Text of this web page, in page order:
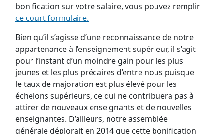
bonification sur votre salaire, vous pouvez remplir
ce court formulaire.
Bien qu’il s’agisse d’une reconnaissance de notre
appartenance à l’enseignement supérieur, il s’agit
pour l’instant d’un moindre gain pour les plus
jeunes et les plus précaires d’entre nous puisque
le taux de majoration est plus élevé pour les
échelons supérieurs, ce qui ne contribuera pas à
attirer de nouveaux enseignants et de nouvelles
enseignantes. D’ailleurs, notre assemblée
générale déplorait en 2014 que cette bonification